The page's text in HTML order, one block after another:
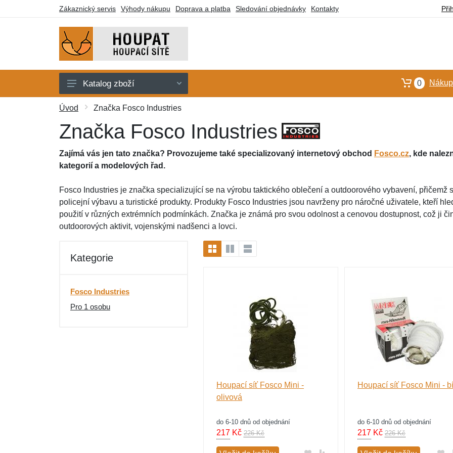
Zákaznický servis Výhody nákupu Doprava a platba Sledování objednávky Kontakty
Houpací sítě
Houpací křesla
Deky a lehátka
Dárkové poukazy
Výprodej
Katalog zboží 0
Úvod Značka Fosco Industries
Značka Fosco Industries
Zajímá vás jen tato značka? Provozujeme také specializovaný internetový obchod Fosco.cz, kde
kategorií a modelových řad.
Fosco Industries je značka specializující se na výrobu taktického oblečení a outdoorového vybavení, přičemž
policejní výbavu a turistické produkty. Produkty Fosco Industries jsou navrženy pro náročné uživatele, kteří
použití v různých extrémních podmínkách. Značka je známá pro svou odolnost a cenovou dostupnost, což ji
outdoorových aktivit, vojenskými nadšenci a lovci.
Kategorie
Fosco Industries
Pro 1 osobu
Houpací síť Fosco Mini -
olivová
do 6-10 dnů od objednání
217 Kč 226 Kč
Houpací síť Fosco Mini -
do 6-10 dnů od objednání
217Kč 226 Kč